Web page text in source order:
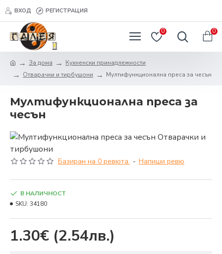
ВХОД РЕГИСТРАЦИЯ
0 0
За дома
Кухненски принадлежности
Отварачки и тирбушони
Мултифункционална преса за чесън
Мултифункционална преса за
чесън
Базиран на 0 ревюта. - Напиши ревю
1.30€ (2.54лв.)
В НАЛИЧНОСТ
SKU: 34180